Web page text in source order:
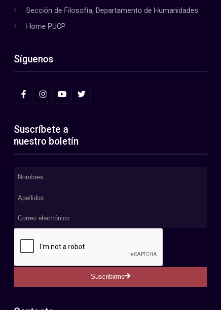
Sección de Filosofía, Departamento de Humanidades
Home PUCP
Síguenos
Suscríbete a
nuestro boletín
Suscribirme